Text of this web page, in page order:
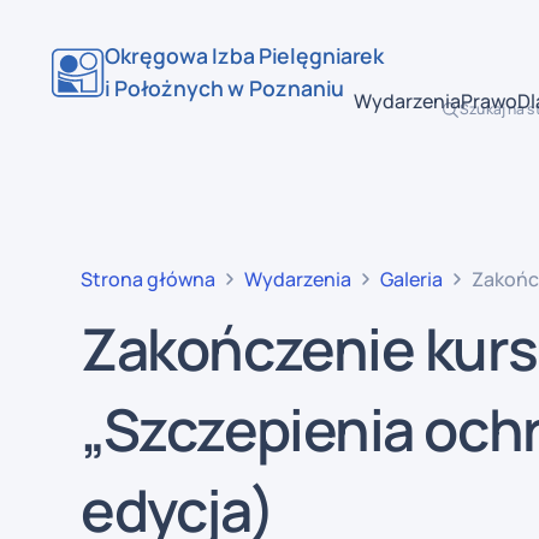
Okręgowa Izba Pielęgniarek
i Położnych w Poznaniu
Szukaj na
WydarzeniaPrawo
Strona główna Wydarzenia Galeria
Zakończenie
„Szczepienia
edycja)